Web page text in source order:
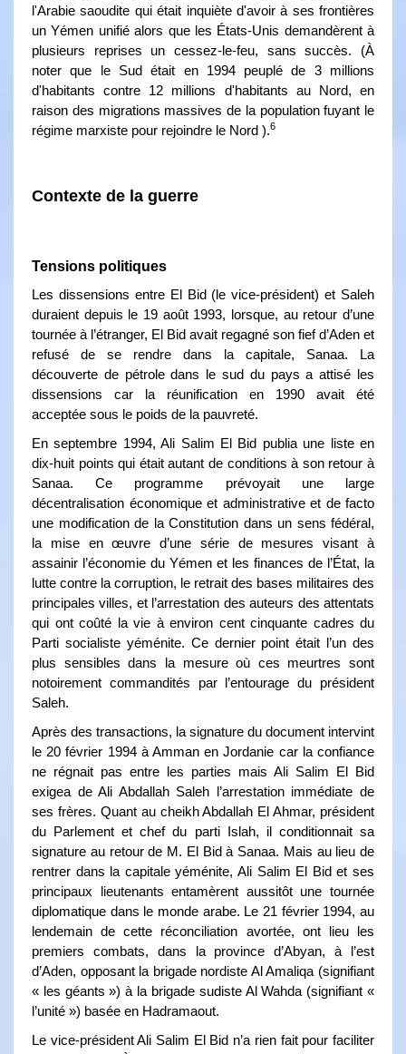
l'Arabie saoudite qui était inquiète d'avoir à ses frontières
un Yémen unifié alors que les États-Unis demandèrent à
plusieurs reprises un cessez-le-feu, sans succès. (À
noter que le Sud était en 1994 peuplé de 3 millions
d'habitants contre 12 millions d'habitants au Nord, en
raison des migrations massives de la population fuyant le
régime marxiste pour rejoindre le Nord ).6
Contexte de la guerre
Tensions politiques
Les dissensions entre El Bid (le vice-président) et Saleh
duraient depuis le 19 août 1993, lorsque, au retour d’une
tournée à l’étranger, El Bid avait regagné son fief d’Aden et
refusé de se rendre dans la capitale, Sanaa. La
découverte de pétrole dans le sud du pays a attisé les
dissensions car la réunification en 1990 avait été
acceptée sous le poids de la pauvreté.
En septembre 1994, Ali Salim El Bid publia une liste en
dix-huit points qui était autant de conditions à son retour à
Sanaa. Ce programme prévoyait une large
décentralisation économique et administrative et de facto
une modification de la Constitution dans un sens fédéral,
la mise en œuvre d’une série de mesures visant à
assainir l’économie du Yémen et les finances de l’État, la
lutte contre la corruption, le retrait des bases militaires des
principales villes, et l’arrestation des auteurs des attentats
qui ont coûté la vie à environ cent cinquante cadres du
Parti socialiste yéménite. Ce dernier point était l’un des
plus sensibles dans la mesure où ces meurtres sont
notoirement commandités par l’entourage du président
Saleh.
Après des transactions, la signature du document intervint
le 20 février 1994 à Amman en Jordanie car la confiance
ne régnait pas entre les parties mais Ali Salim El Bid
exigea de Ali Abdallah Saleh l’arrestation immédiate de
ses frères. Quant au cheikh Abdallah El Ahmar, président
du Parlement et chef du parti Islah, il conditionnait sa
signature au retour de M. El Bid à Sanaa. Mais au lieu de
rentrer dans la capitale yéménite, Ali Salim El Bid et ses
principaux lieutenants entamèrent aussitôt une tournée
diplomatique dans le monde arabe. Le 21 février 1994, au
lendemain de cette réconciliation avortée, ont lieu les
premiers combats, dans la province d’Abyan, à l’est
d’Aden, opposant la brigade nordiste Al Amaliqa (signifiant
« les géants ») à la brigade sudiste Al Wahda (signifiant «
l’unité ») basée en Hadramaout.
Le vice-président Ali Salim El Bid n’a rien fait pour faciliter